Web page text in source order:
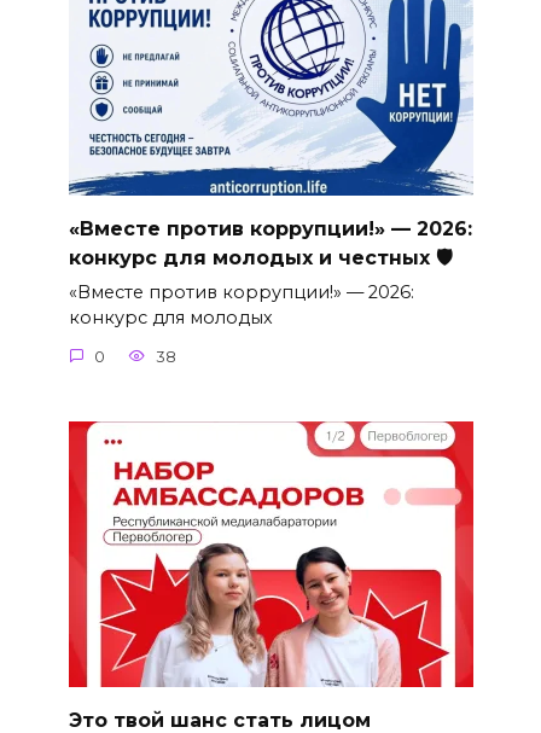
«Вместе против коррупции!» — 2026:
конкурс для молодых и честных 🛡
«Вместе против коррупции!» — 2026:
конкурс для молодых
0 38
Это твой шанс стать лицом